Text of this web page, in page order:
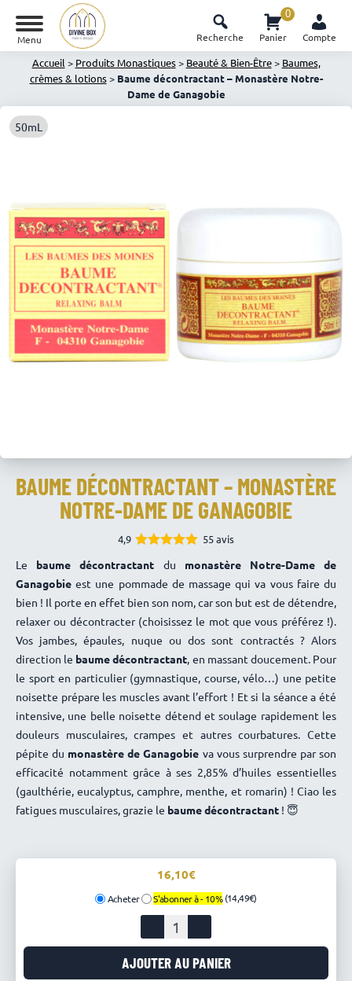
Menu Recherche Panier
0
Compte
Accueil > Produits Monastiques> Beauté & Bien-Être> Baumes,
crèmes & lotions> Baume décontractant – Monastère Notre-
Dame de Ganagobie
50mL
BAUME DÉCONTRACTANT – MONASTÈRE
NOTRE-DAME DE GANAGOBIE
4,9
Note4.91
sur 5
55 avis
Le baume décontractant du monastère Notre-Dame de
Ganagobie est une pommade de massage qui va vous faire du
bien ! Il porte en effet bien son nom, car son but est de détendre,
relaxer ou décontracter (choisissez le mot que vous préférez !).
Vos jambes, épaules, nuque ou dos sont contractés ? Alors
direction le baume décontractant, en massant doucement. Pour
le sport en particulier (gymnastique, course, vélo…) une petite
noisette prépare les muscles avant l’effort ! Et si la séance a été
intensive, une belle noisette détend et soulage rapidement les
douleurs musculaires, crampes et autres courbatures. Cette
pépite du monastère de Ganagobie va vous surprendre par son
efficacité notamment grâce à ses 2,85% d’huiles essentielles
(gaulthérie, eucalyptus, camphre, menthe, et romarin) ! Ciao les
fatigues musculaires, grazie le baume décontractant ! 😇
16,10
Acheter S'abonner à -10% (14,49€)
quantité
de
Baume
décontractant
AJOUTER AU PANIER